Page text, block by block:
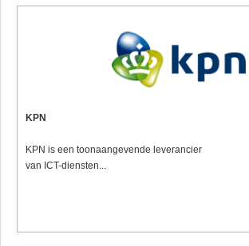
KPN
KPN is een toonaangevende leverancier
van ICT-diensten...